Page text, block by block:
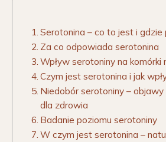
Serotonina – co to jest i
Za co odpowiada serotonina
Wpływ serotoniny na komórki
Czym jest serotonina i jak
Niedobór serotoniny – objawy
dla zdrowia
Badanie poziomu serotoniny
W czym jest serotonina –